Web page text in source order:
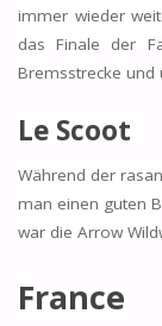
immer wieder
das Finale der
Bremsstrecke und
Le Scoot
Während der
man einen guten
war die Arrow
France